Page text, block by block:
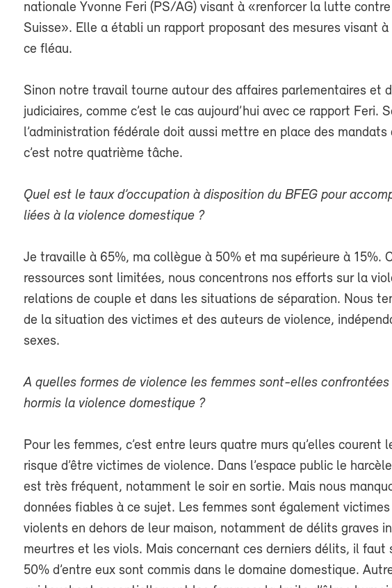
nationale Yvonne Feri (PS/AG) visant à «renforcer la lutte
Suisse». Elle a établi un rapport proposant des mesures visant
ce fléau.
Sinon notre travail tourne autour des affaires parlementaires et
judiciaires, comme c’est le cas aujourd’hui avec ce rapport Feri.
l’administration fédérale doit aussi mettre en place des mandats
c’est notre quatrième tâche.
Quel est le taux d’occupation à disposition du BFEG pour
liées à la violence domestique ?
Je travaille à 65%, ma collègue à 50% et ma supérieure à 15%.
ressources sont limitées, nous concentrons nos efforts sur la
relations de couple et dans les situations de séparation. Nous
de la situation des victimes et des auteurs de violence,
sexes.
A quelles formes de violence les femmes sont-elles confrontées
hormis la violence domestique ?
Pour les femmes, c’est entre leurs quatre murs qu’elles courent
risque d’être victimes de violence. Dans l’espace public le
est très fréquent, notamment le soir en sortie. Mais nous
données fiables à ce sujet. Les femmes sont également victimes
violents en dehors de leur maison, notamment de délits graves
meurtres et les viols. Mais concernant ces derniers délits, il faut
50% d’entre eux sont commis dans le domaine domestique.